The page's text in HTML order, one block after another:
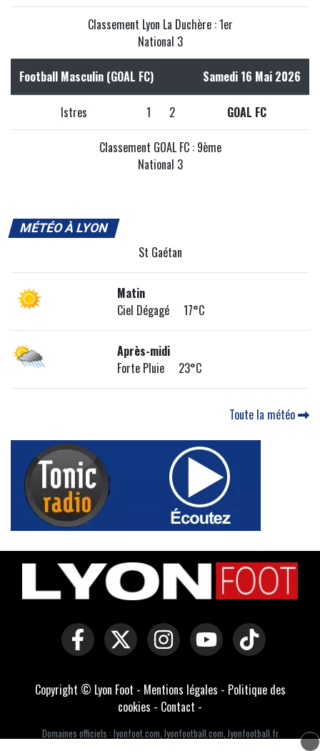
Classement Lyon La Duchère : 1er
National 3
Football Masculin (GOAL FC) Samedi 16 Mai 2026
Istres 1 2 GOAL FC
Classement GOAL FC : 9ème
National 3
MÉTÉO À LYON
St Gaétan
Matin
Ciel Dégagé 17°C
Après-midi
Forte Pluie 23°C
Toute la météo
Copyright © Lyon Foot - Mentions légales - Politique des
cookies - Contact -
Domaines officiels : lyonfoot.com, lyonfootball.com, lyonfootball.fr